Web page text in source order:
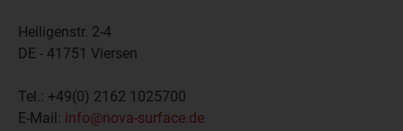
Heiligenstr. 2-4
DE - 41751 Viersen
Tel.: +49(0) 2162 1025700
E-Mail: info@nova-surface.de